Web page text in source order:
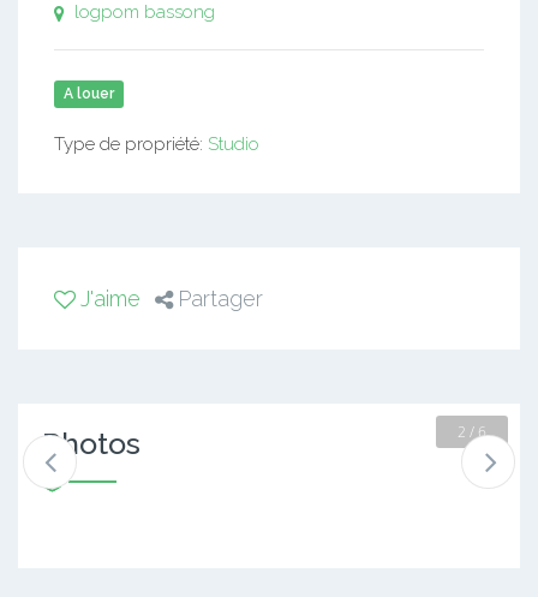
logpom bassong
A louer
Type de propriété: Studio
J'aime Partager
Photos 2 / 6